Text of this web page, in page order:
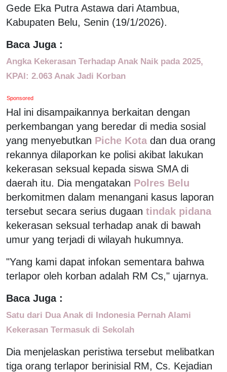
Gede Eka Putra Astawa dari Atambua,
Kabupaten Belu, Senin (19/1/2026).
Baca Juga :
Angka Kekerasan Terhadap Anak Naik pada 2025,
KPAI: 2.063 Anak Jadi Korban
Sponsored
Hal ini disampaikannya berkaitan dengan
perkembangan yang beredar di media sosial
yang menyebutkan Piche Kota dan dua orang
rekannya dilaporkan ke polisi akibat lakukan
kekerasan seksual kepada siswa SMA di
daerah itu. Dia mengatakan Polres Belu
berkomitmen dalam menangani kasus laporan
tersebut secara serius dugaan tindak pidana
kekerasan seksual terhadap anak di bawah
umur yang terjadi di wilayah hukumnya.
"Yang kami dapat infokan sementara bahwa
terlapor oleh korban adalah RM Cs," ujarnya.
Baca Juga :
Satu dari Dua Anak di Indonesia Pernah Alami
Kekerasan Termasuk di Sekolah
Dia menjelaskan peristiwa tersebut melibatkan
tiga orang terlapor berinisial RM, Cs. Kejadian